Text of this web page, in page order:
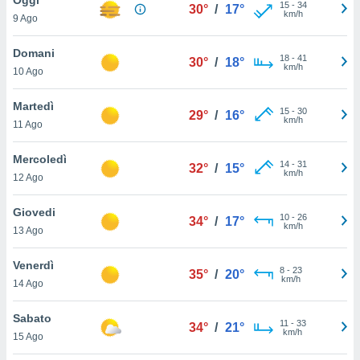
è
al sito
di
ci
di
il
un
la
nella
9 Ago
30° / 17° 15- 34
km/h
Domani
10 Ago
30° / 18° 18- 41
km/h
Martedì
11 Ago
29° / 16° 15- 30
km/h
Mercoledì
12 Ago
32° / 15° 14- 31
km/h
Giovedi
13 Ago
34° / 17° 10- 26
km/h
Venerdì
14 Ago
35° / 20° 8- 23
km/h
Sabato
15 Ago
34° / 21° 11 - 33
km/h